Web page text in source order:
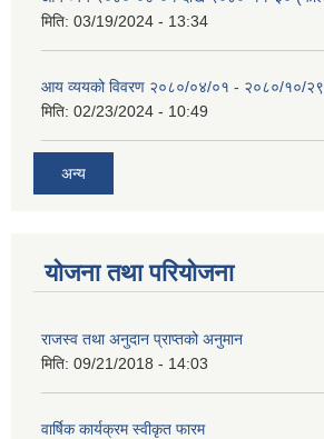
मिति: 03/19/2024 - 13:34
आय व्ययको विवरण २०८०/०४/०१ - २०८०/१०/२९
मिति: 02/23/2024 - 10:49
अन्य
योजना तथा परियोजना
राजस्व तथा अनुदान प्राप्तको अनुमान
मिति: 09/21/2018 - 14:03
वार्षिक कार्यक्रम स्वीकृत फारम